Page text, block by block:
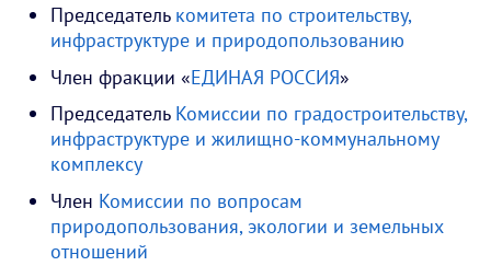
Председатель комитета по строительству,
инфраструктуре и природопользованию
Член фракции «ЕДИНАЯ РОССИЯ»
Председатель Комиссии по градостроительству,
инфраструктуре и жилищно-коммунальному
комплексу
Член Комиссии по вопросам
природопользования, экологии и земельных
отношений